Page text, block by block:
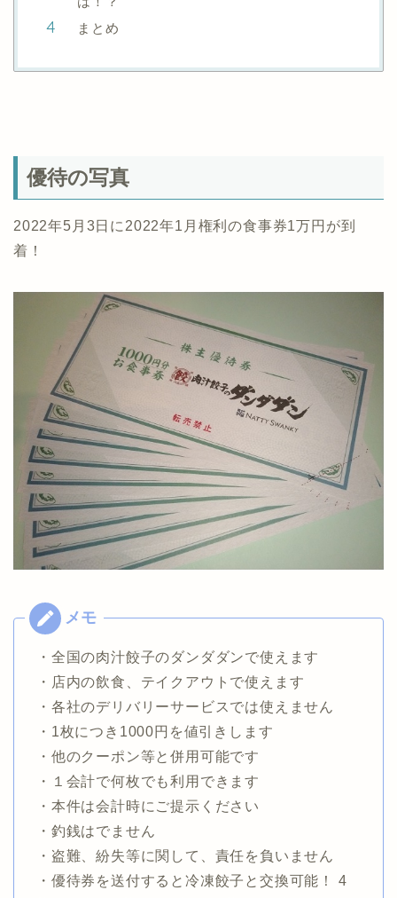
まとめ
優待の写真
2022年5月3日に2022年1月権利の食事券1万円が到
着！
・全国の肉汁餃子のダンダダンで使えます
・店内の飲食、テイクアウトで使えます
・各社のデリバリーサービスでは使えません
・1枚につき1000円を値引きします
・他のクーポン等と併用可能です
・１会計で何枚でも利用できます
・本件は会計時にご提示ください
・釣銭はでません
・盗難、紛失等に関して、責任を負いません
・優待券を送付すると冷凍餃子と交換可能！ 4